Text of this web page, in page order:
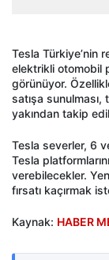
Tesla Türkiye’nin
elektrikli otomobil
görünüyor.
satışa
yakından takip
Tesla severler, 6
Tesla
verebilecekler.
fırsatı kaçırmak
Kaynak: HABER